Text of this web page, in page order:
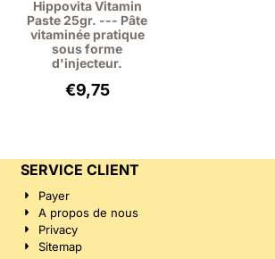
Hippovita Vitamin
Paste 25gr. --- Pâte
vitaminée pratique
sous forme
d'injecteur.
€9,75
SERVICE CLIENT
Payer
A propos de nous
Privacy
Sitemap